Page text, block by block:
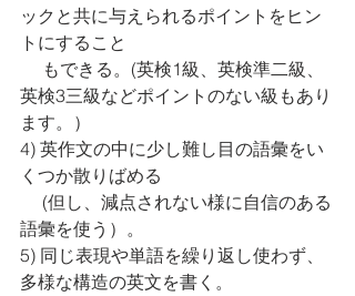
ックと共に与えられるポイントをヒン
トにすること
もできる。(英検1級、英検準二級、
英検3三級などポイントのない級もあり
ます。）
4) 英作文の中に少し難し目の語彙をい
くつか散りばめる
(但し、減点されない様に自信のある
語彙を使う）。
5) 同じ表現や単語を繰り返し使わず、
多様な構造の英文を書く。